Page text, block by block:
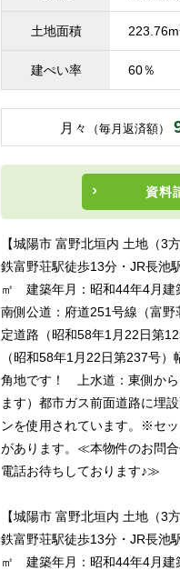
土地面積 223.76m
建ぺい率 60％
月々 （毎月返済額）
資料
【城陽市 富野北垣内 土地（3
鉄富野荘駅徒歩13分・JR長
㎡ 建築年月：昭和44年4月
南側公道：府道251号線（富
定道路（昭和58年1月22日第
（昭和58年1月22日第237号
角地です！ 上水道：東側から
ます）都市ガス前面道路に埋
ンを使用されています。※セ
があります。≪本物件のお問
電話お待ちしております♪≫
【城陽市 富野北垣内 土地（3
鉄富野荘駅徒歩13分・JR長
㎡ 建築年月：昭和44年4月